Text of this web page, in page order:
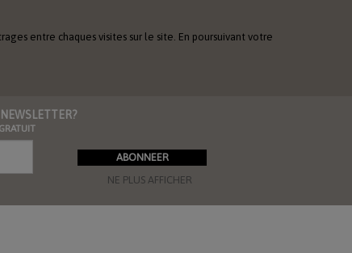
entre chaques visites sur le site. En poursuivant votre
NE PLUS AFFICHER